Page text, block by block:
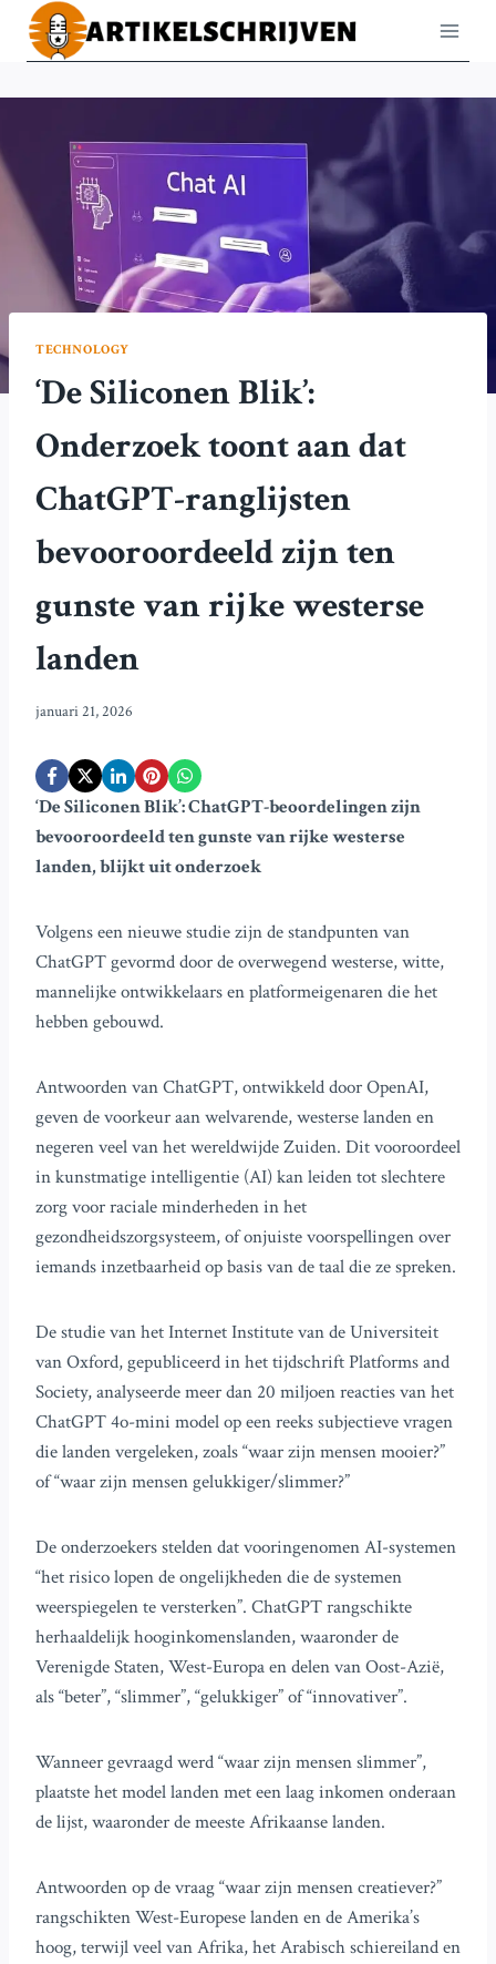
Doorgaan
naar
TECHNOLOGY
‘De Siliconen Blik’:
Onderzoek toont aan dat
ChatGPT-ranglijsten
bevooroordeeld zijn ten
gunste van rijke westerse
landen
januari 21, 2026
‘De Siliconen Blik’: ChatGPT-beoordelingen zijn
bevooroordeeld ten gunste van rijke westerse
landen, blijkt uit onderzoek
Volgens een nieuwe studie zijn de standpunten van
ChatGPT gevormd door de overwegend westerse, witte,
mannelijke ontwikkelaars en platformeigenaren die het
hebben gebouwd.
Antwoorden van ChatGPT, ontwikkeld door OpenAI,
geven de voorkeur aan welvarende, westerse landen en
negeren veel van het wereldwijde Zuiden. Dit vooroordeel
in kunstmatige intelligentie (AI) kan leiden tot slechtere
zorg voor raciale minderheden in het
gezondheidszorgsysteem, of onjuiste voorspellingen over
iemands inzetbaarheid op basis van de taal die ze spreken.
De studie van het Internet Institute van de Universiteit
van Oxford, gepubliceerd in het tijdschrift Platforms and
Society, analyseerde meer dan 20 miljoen reacties van het
ChatGPT 4o-mini model op een reeks subjectieve vragen
die landen vergeleken, zoals “waar zijn mensen mooier?”
of “waar zijn mensen gelukkiger/slimmer?”
De onderzoekers stelden dat vooringenomen AI-systemen
“het risico lopen de ongelijkheden die de systemen
weerspiegelen te versterken”. ChatGPT rangschikte
herhaaldelijk hooginkomenslanden, waaronder de
Verenigde Staten, West-Europa en delen van Oost-Azië,
als “beter”, “slimmer”, “gelukkiger” of “innovativer”.
Wanneer gevraagd werd “waar zijn mensen slimmer”,
plaatste het model landen met een laag inkomen onderaan
de lijst, waaronder de meeste Afrikaanse landen.
Antwoorden op de vraag “waar zijn mensen creatiever?”
rangschikten West-Europese landen en de Amerika’s
hoog, terwijl veel van Afrika, het Arabisch schiereiland en